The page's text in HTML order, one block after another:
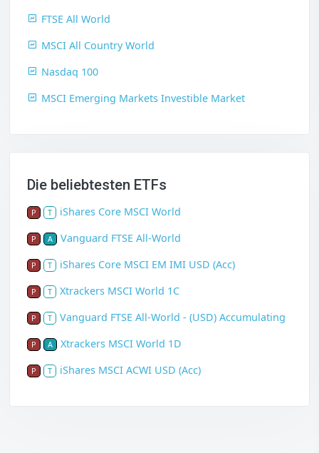
FTSE All World
MSCI All Country World
Nasdaq 100
MSCI Emerging Markets Investible Market
Die beliebtesten ETFs
P T iShares Core MSCI World
P A Vanguard FTSE All-World
P T iShares Core MSCI EM IMI USD (Acc)
P T Xtrackers MSCI World 1C
P T Vanguard FTSE All-World - (USD) Accumulating
P A Xtrackers MSCI World 1D
P T iShares MSCI ACWI USD (Acc)